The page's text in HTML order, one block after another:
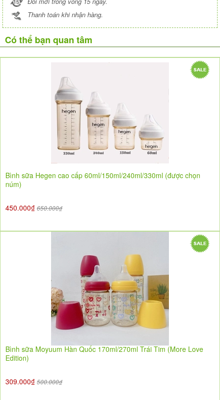
Thanh toán khi nhận hàng.
Có thể bạn quan tâm
Bình sữa Hegen cao cấp 60ml/150ml/240ml/330ml (được chọn
núm)
450.000₫ 650.000₫
Bình sữa Moyuum Hàn Quốc 170ml/270ml Trái Tim (More Love
Edition)
309.000₫ 500.000₫